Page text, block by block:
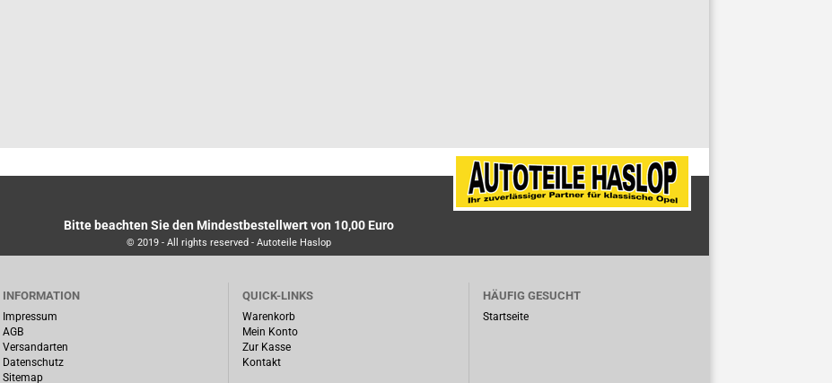
Bitte beachten Sie den Mindestbestellwert von 10,00 Euro
© 2019 - All rights reserved - Autoteile Haslop
INFORMATION
Impressum
AGB
Versandarten
Datenschutz
Sitemap
QUICK-LINKS
Warenkorb
Mein Konto
Zur Kasse
Kontakt
HÄUFIG GESUCHT
Startseite